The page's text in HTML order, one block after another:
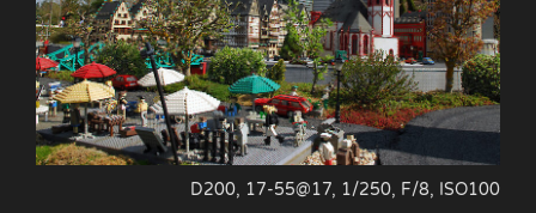
D200, 17-55@17, 1/250, F/8, ISO100